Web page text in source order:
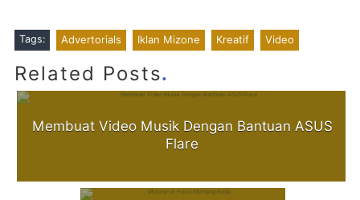
Tags: Advertorials Iklan Mizone Kreatif Video
Related Posts.
Membuat Video Musik Dengan Bantuan ASUS
Flare